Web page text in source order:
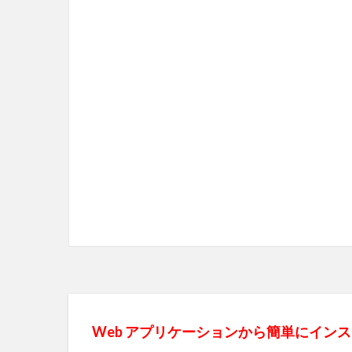
Web アプリケーションから簡単にイン